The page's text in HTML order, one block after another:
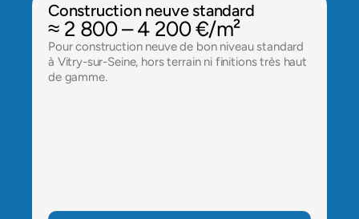
Construction neuve standard
≈ 2 800 – 4 200 €/m²
Pour construction neuve de bon niveau standard
à Vitry-sur-Seine, hors terrain ni finitions très haut
de gamme.